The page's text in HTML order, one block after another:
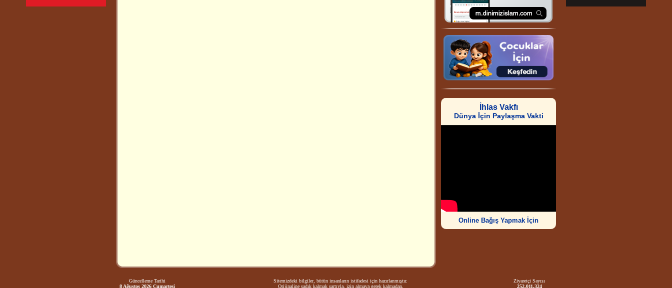
İhlas Vakfı
Dünya İçin Paylaşma Vakti
Online Bağış Yapmak İçin
Güncelleme Tarihi
8 Ağustos 2026 Cumartesi
Sitemizdeki bilgiler, bütün insanların istifadesi için hazırlanmıştır.
Orijinaline sadık kalmak şartıyla, izin almaya gerek kalmadan,
Ziyaretçi Sayısı
252.011.324